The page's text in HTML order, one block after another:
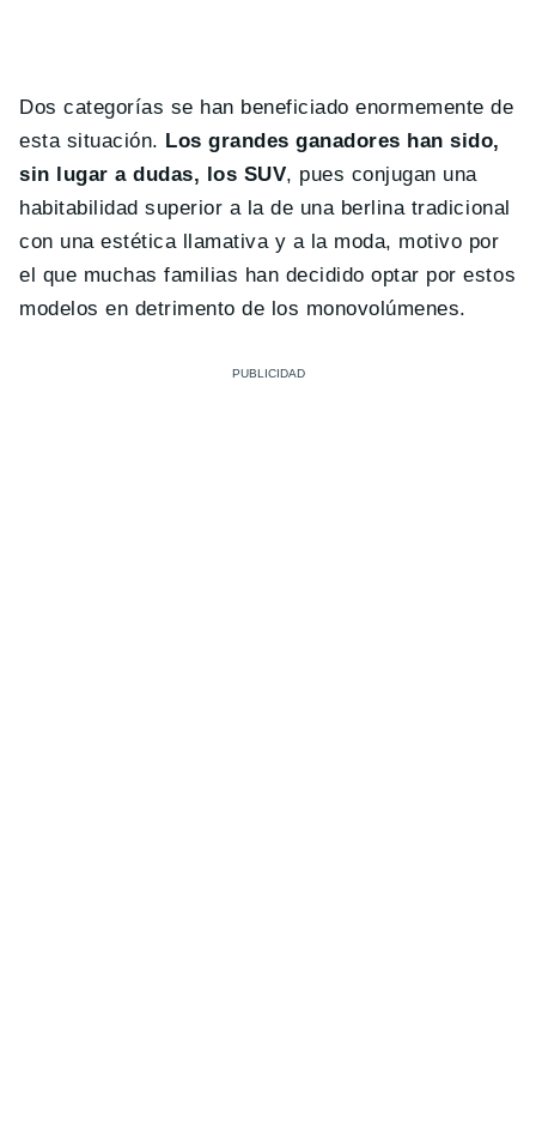
Dos categorías se han beneficiado enormemente de
esta situación. Los grandes ganadores han sido,
sin lugar a dudas, los SUV, pues conjugan una
habitabilidad superior a la de una berlina tradicional
con una estética llamativa y a la moda, motivo por
el que muchas familias han decidido optar por estos
modelos en detrimento de los monovolúmenes.